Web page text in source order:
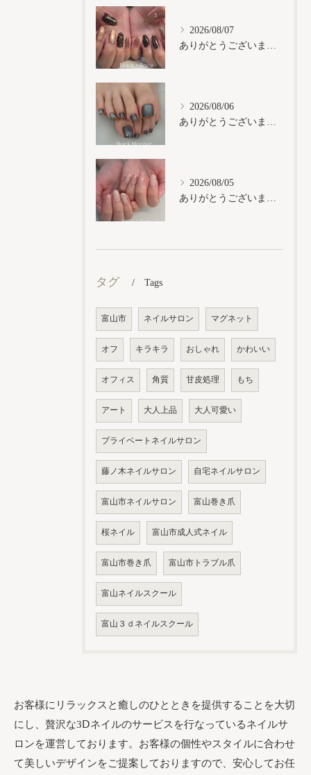
2026/08/07
2026/08/06
2026/08/05
タグ Tags
富山市 ネイルサロン マグネット
オフ キラキラ おしゃれ かわいい
オフィス 角質 甘皮処理 もち
アート 大人上品 大人可愛い
プライベートネイルサロン
藤ノ木ネイルサロン 自宅ネイルサロン
富山市ネイルサロン 富山巻き爪
桜ネイル 富山市成人式ネイル
富山市巻き爪 富山市トラブル爪
富山ネイルスクール
富山３ｄネイルスクール
お客様にリラックスと癒しのひとときを提供することを大切
にし、贅沢な3Ⅾネイルのサービスを行なっているネイルサ
ロンを運営しております。お客様の個性やスタイルに合わせ
て美しいデザインをご提案しておりますので、安心してお任